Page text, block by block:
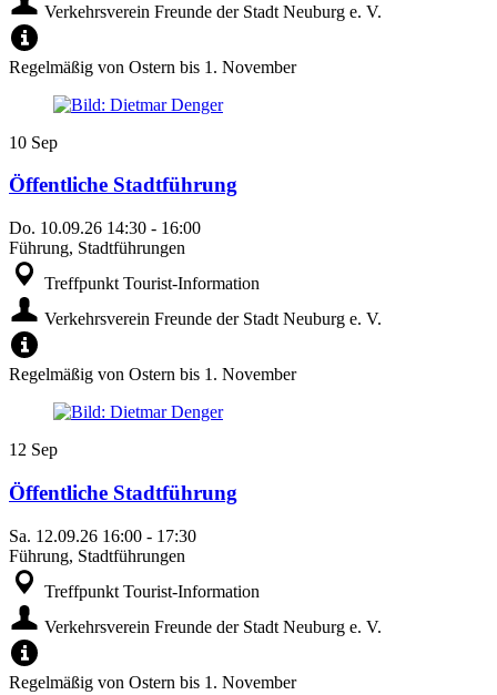
Verkehrsverein Freunde der Stadt Neuburg e. V.
Regelmäßig von Ostern bis 1. November
10 Sep
Öffentliche Stadtführung
Do. 10.09.26 14:30 - 16:00
Führung, Stadtführungen
Treffpunkt Tourist-Information
Verkehrsverein Freunde der Stadt Neuburg e. V.
Regelmäßig von Ostern bis 1. November
12 Sep
Öffentliche Stadtführung
Sa. 12.09.26 16:00 - 17:30
Führung, Stadtführungen
Treffpunkt Tourist-Information
Verkehrsverein Freunde der Stadt Neuburg e. V.
Regelmäßig von Ostern bis 1. November